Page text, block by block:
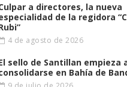
a directores, la nueva
de la regidora
4 de agosto de 2026
sello de Santillan empieza
en Bahía de